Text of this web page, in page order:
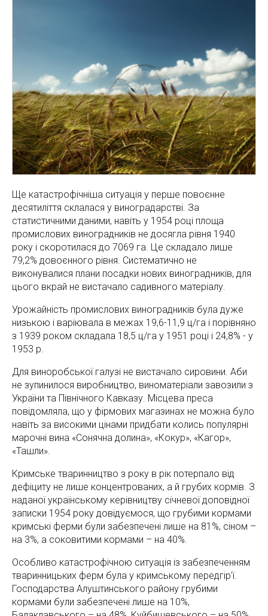
Ще катастрофічніша ситуація у перше повоєнне
десятиліття склалася у виноградарстві. За
статистичними даними, навіть у 1954 році площа
промислових виноградників не досягла рівня 1940
року і скоротилася до 7069 га. Це складало лише
79,2% довоєнного рівня. Систематично не
виконувалися плани посадки нових виноградників, для
цього вкрай не вистачало садивного матеріалу.
Урожайність промислових виноградників була дуже
низькою і варіювала в межах 19,6-11,9 ц/га і порівняно
з 1939 роком складала 18,5 ц/га у 1951 році і 24,8% - у
1953 р.
Для виноробської галузі не вистачало сировини. Аби
не зупинилося виробництво, виноматеріали завозили з
України та Північного Кавказу. Місцева преса
повідомляла, що у фірмових магазинах не можна було
навіть за високими цінами придбати колись популярні
марочні вина «Сонячна долина», «Кокур», «Кагор»,
«Ташли».
Кримське тваринництво з року в рік потерпало від
дефіциту не лише концентрованих, а й грубих кормів. З
наданої українському керівництву січневої доповідної
записки 1954 року довідуємося, що грубими кормами
кримські ферми були забезпечені лише на 81%, сіном –
на 3%, а соковитими кормами – на 40%.
Особливо катастрофічною ситуація із забезпеченням
тваринницьких ферм була у кримському передгір'ї.
Господарства Алуштинського району грубими
кормами були забезпечені лише на 10%,